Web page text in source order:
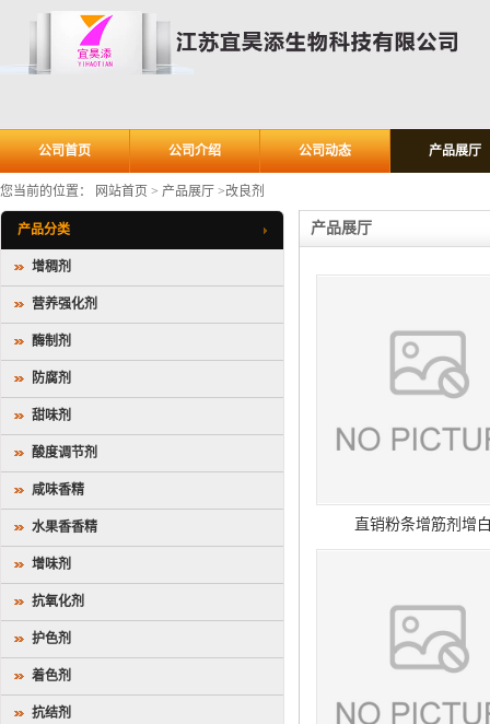
公司首页 公司介绍 公司动态 产品展厅
您当前的位置： 网站首页 > 产品展厅 >改良剂
产品分类
增稠剂
营养强化剂
酶制剂
防腐剂
甜味剂
酸度调节剂
咸味香精
水果香香精
增味剂
抗氧化剂
护色剂
着色剂
抗结剂
产品展厅
直销粉条增筋剂增